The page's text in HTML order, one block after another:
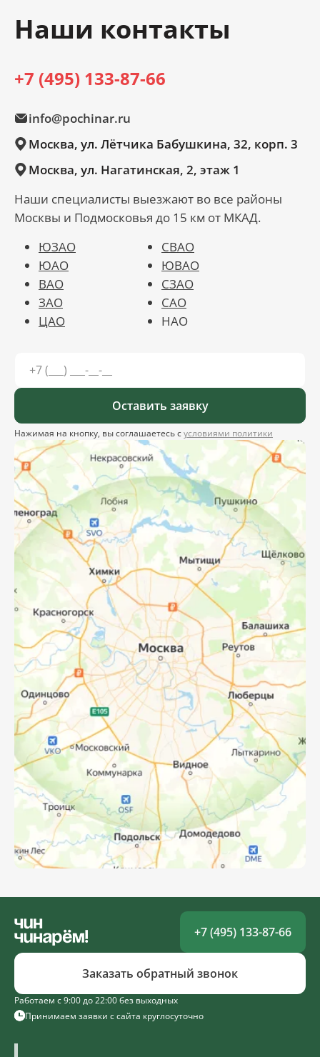
Наши контакты
+7 (495) 133-87-66
info@pochinar.ru
Москва, ул. Лётчика Бабушкина, 32, корп. 3
Москва, ул. Нагатинская, 2, этаж 1
Наши специалисты выезжают во все районы
Москвы и Подмосковья до 15 км от МКАД.
ЮЗАО
СВАО
ЮАО
ЮВАО
ВАО
СЗАО
ЗАО
САО
ЦАО
НАО
Оставить заявку
Нажимая на кнопку, вы соглашаетесь сусловиями политики
Работаем с 9:00 до 22:00 без выходных
Принимаем заявки с сайта круглосуточно
+7 (495) 133-87-66
Заказать обратный звонок